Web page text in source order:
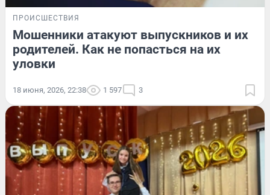
ПРОИСШЕСТВИЯ
Мошенники атакуют выпускников и их
родителей. Как не попасться на их
уловки
18 июня, 2026, 22:38 1 597 3